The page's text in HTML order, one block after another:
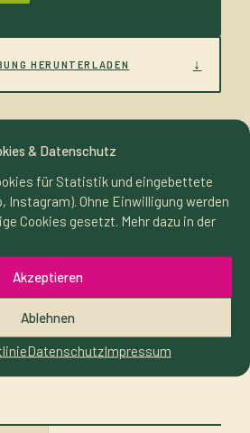
& Datenschutz
für Statistik und eingebettete
Instagram). Ohne Einwilligung werden
Cookies gesetzt. Mehr dazu in der
Akzeptieren
Ablehnen
DatenschutzImpressum
HERUNTERLADEN ↓